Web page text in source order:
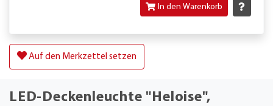
In den Warenkorb
Auf den Merkzettel setzen
LED-Deckenleuchte "Heloise",